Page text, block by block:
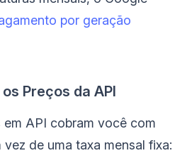
por geração
Preços da API
API cobram você com
de uma taxa mensal fixa: